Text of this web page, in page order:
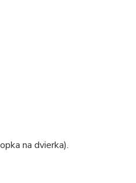
na dvierka).